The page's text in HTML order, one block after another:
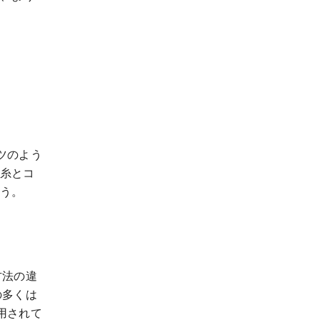
のよう
とコ
。
の違
くは
されて